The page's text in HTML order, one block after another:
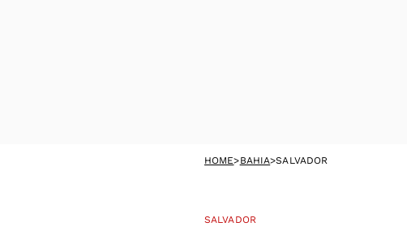
HOME>BAHIA>SALVADOR
SALVADOR